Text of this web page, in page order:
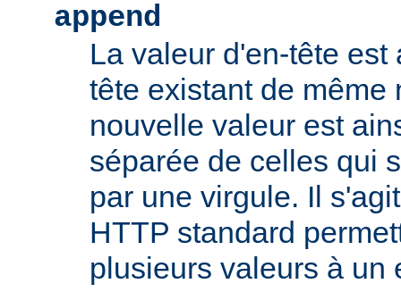
append
La valeur d'en-tête est
tête existant de même
nouvelle valeur est
séparée de celles qui
par une virgule. Il
HTTP standard
plusieurs valeurs à un